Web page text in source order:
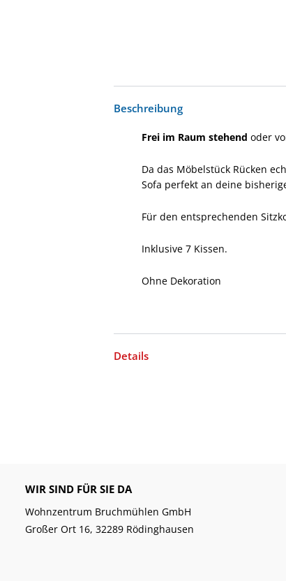
Beschreibung
Frei im Raum stehend oder
Da das Möbelstück Rücken
Sofa perfekt an deine
Für den entsprechenden
Inklusive 7 Kissen.
Ohne Dekoration
Details
WIR SIND FÜR SIE DA
Wohnzentrum Bruchmühlen GmbH
Großer Ort 16, 32289 Rödinghausen